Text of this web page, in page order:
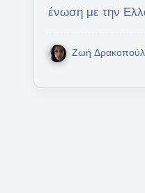
ένωση με την
Ζωή